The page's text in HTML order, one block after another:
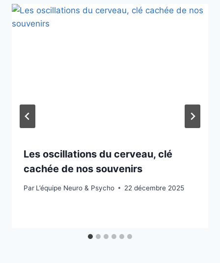
Les oscillations du cerveau, clé
cachée de nos souvenirs
Par L’équipe Neuro & Psycho 22 décembre 2025